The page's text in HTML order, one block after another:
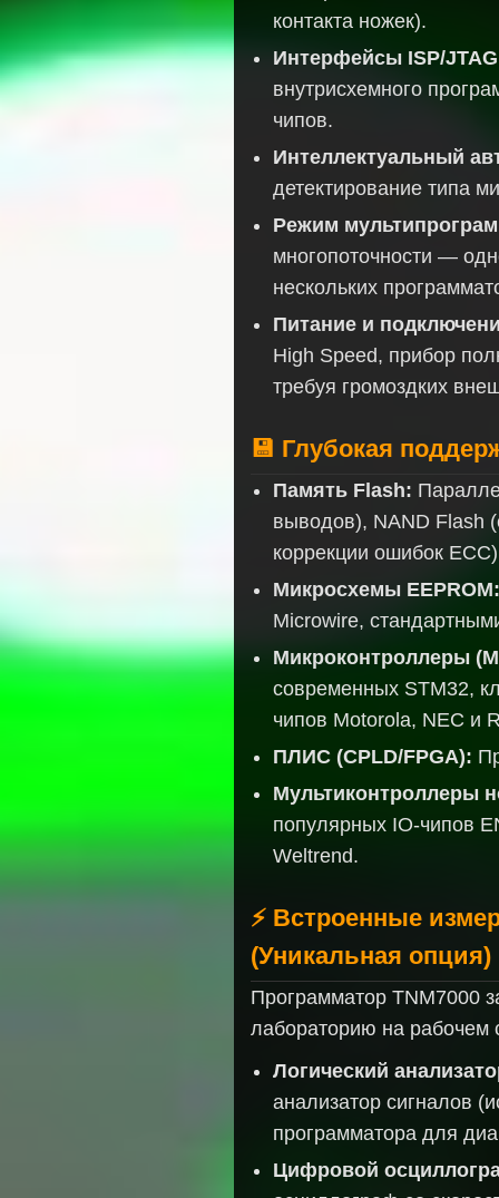
контакта ножек).
Интерфейсы ISP/
внутрисхемного
чипов.
Интеллектуальный
детектирование типа
Режим
многопоточности —
нескольких
Питание и
High Speed, прибор
требуя громоздких
💾 Глубокая
Память Flash:
выводов), NAND Flash
коррекции ошибок
Микросхемы EEPROM:
Microwire,
Микроконтроллеры
современных STM32,
чипов Motorola, NEC и
ПЛИС (CPLD/FPGA):
Мультиконтроллеры
популярных IO-чипов
Weltrend.
⚡ Встроенные
(Уникальная опция)
Программатор TNM7000
лабораторию на рабочем
Логический
анализатор сигналов
программатора для
Цифровой